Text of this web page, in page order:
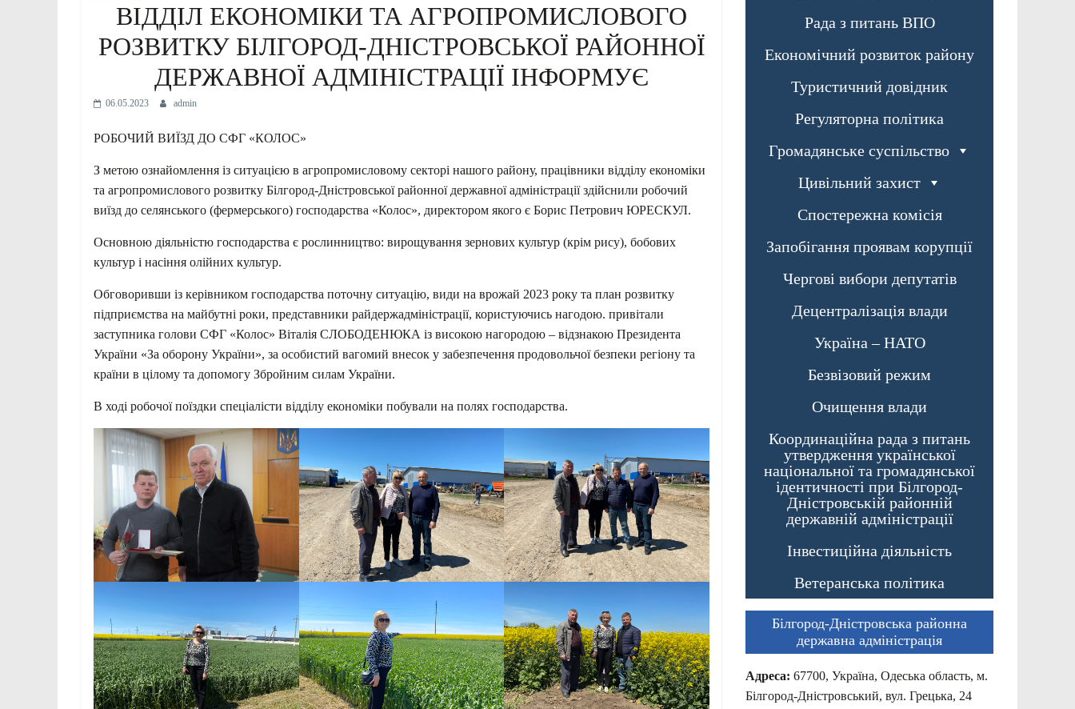
ВІДДІЛ ЕКОНОМІКИ ТА АГРОПРОМИСЛОВОГО
РОЗВИТКУ БІЛГОРОД-ДНІСТРОВСЬКОЇ РАЙОННОЇ
ДЕРЖАВНОЇ АДМІНІСТРАЦІЇ ІНФОРМУЄ
06.05.2023 admin
РОБОЧИЙ ВИЇЗД ДО СФГ «КОЛОС»
З метою ознайомлення із ситуацією в агропромисловому секторі нашого району, працівники відділу економіки
та агропромислового розвитку Білгород-Дністровської районної державної адміністрації здійснили робочий
виїзд до селянського (фермерського) господарства «Колос», директором якого є Борис Петрович ЮРЕСКУЛ.
Основною діяльністю господарства є рослинництво: вирощування зернових культур (крім рису), бобових
культур і насіння олійних культур.
Обговоривши із керівником господарства поточну ситуацію, види на врожай 2023 року та план розвитку
підприємства на майбутні роки, представники райдержадміністрації, користуючись нагодою. привітали
заступника голови СФГ «Колос» Віталія СЛОБОДЕНЮКА із високою нагородою – відзнакою Президента
України «За оборону України», за особистий вагомий внесок у забезпечення продовольчої безпеки регіону та
країни в цілому та допомогу Збройним силам України.
В ході робочої поїздки спеціалісти відділу економіки побували на полях господарства.
Рада з питань ВПО
Економічний розвиток району
Туристичний довідник
Регуляторна політика
Громадянське суспільство
Цивільний захист
Спостережна комісія
Запобігання проявам корупції
Чергові вибори депутатів
Децентралізація влади
Україна – НАТО
Безвізовий режим
Очищення влади
Координаційна рада з питань
утвердження української
національної та громадянської
ідентичності при Білгород-
Дністровській районній
державній адміністрації
Інвестиційна діяльність
Ветеранська політика
Білгород-Дністровська районна
державна адміністрація
Адреса: 67700, Україна, Одеська область, м.
Білгород-Дністровський, вул. Грецька, 24